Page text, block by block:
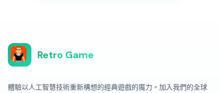
Retro Game
體驗以人工智慧技術重新構想的經典遊戲的魔力。加入我們的全球